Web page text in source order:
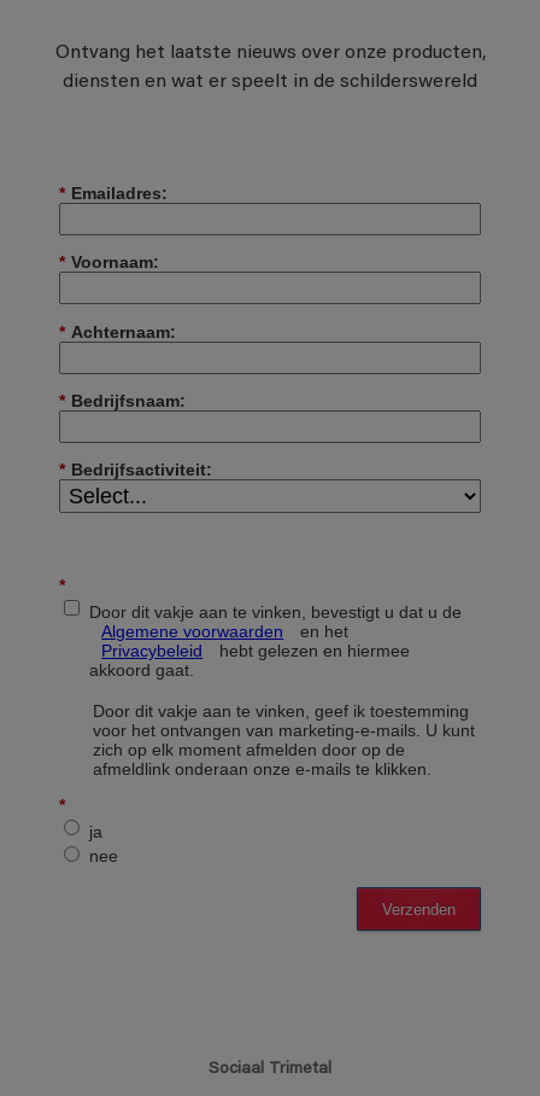
Ontvang het laatste nieuws over onze producten,
diensten en wat er speelt in de schilderswereld
Sociaal Trimetal